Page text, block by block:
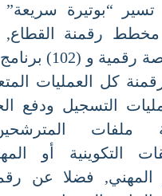
تسير “بوتيرة سريعة”
مخطط رقمنة القطاع,
(40) منصة رقمية
كل العمليات
التسجيل ودفع
ملفات
التكوينية أو
المهني, فضلا عن